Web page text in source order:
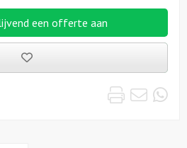
een offerte aan
uitjes
Print